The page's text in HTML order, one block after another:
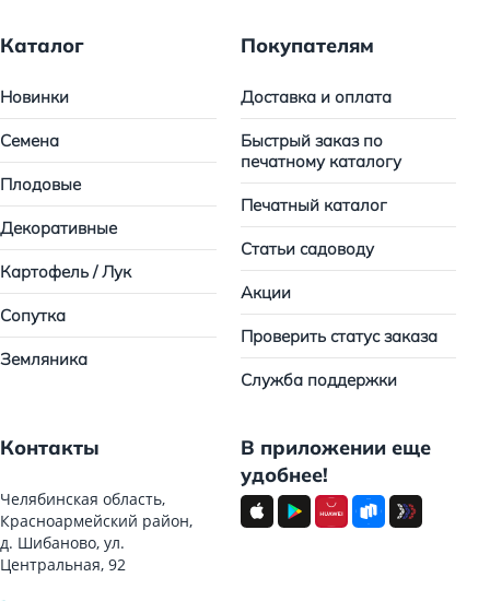
Каталог
Новинки
Семена
Плодовые
Декоративные
Картофель / Лук
Сопутка
Земляника
Покупателям
Доставка и оплата
Быстрый заказ по
печатному каталогу
Печатный каталог
Статьи садоводу
Акции
Проверить статус заказа
Служба поддержки
Контакты
Челябинская область,
Красноармейский район,
д. Шибаново, ул.
Центральная, 92
В приложении еще
удобнее!